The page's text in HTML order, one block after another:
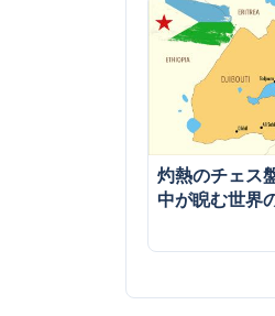
灼熱のチェス
中が睨む世界